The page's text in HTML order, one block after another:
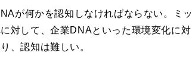
が何かを認知しなければならない。ミッ
対して、企業DNAといった環境変化に対
、認知は難しい。